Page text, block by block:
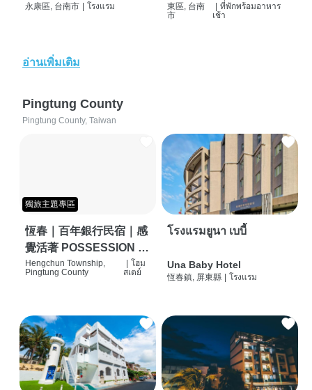
永康區, 台南市 | โรงแรม
東區, 台南
市
| ที่พักพร้อมอาหาร
เช้า
อ่านเพิ่มเติม
Pingtung County
Pingtung County, Taiwan
獨旅主題專區
恆春｜百年銀行民宿｜感
覺活著 POSSESSION |
背包客棧 | 恆春必住特色
Hengchun Township,
Pingtung County
โฮม
สเตย์
โรงแรมยูนา เบบี้
Una Baby Hotel
恆春鎮, 屏東縣 โรงแรม